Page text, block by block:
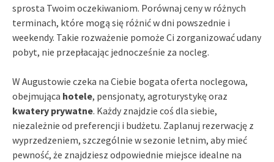
sprosta Twoim oczekiwaniom. Porównaj ceny w różnych
terminach, które mogą się różnić w dni powszednie i
weekendy. Takie rozważenie pomoże Ci zorganizować udany
pobyt, nie przepłacając jednocześnie za nocleg.
W Augustowie czeka na Ciebie bogata oferta noclegowa,
obejmująca hotele, pensjonaty, agroturystykę oraz
kwatery prywatne. Każdy znajdzie coś dla siebie,
niezależnie od preferencji i budżetu. Zaplanuj rezerwację z
wyprzedzeniem, szczególnie w sezonie letnim, aby mieć
pewność, że znajdziesz odpowiednie miejsce idealne na